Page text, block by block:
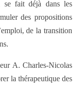
se fait déjà dans les
des propositions
de la transition
A. Charles-Nicolas
la thérapeutique des